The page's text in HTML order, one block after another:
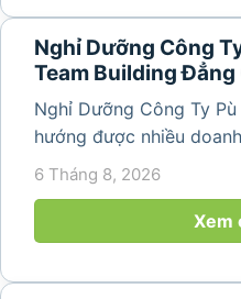
Nghỉ Dưỡng Công
Team Building Đẳng
Nghỉ Dưỡng Công Ty
hướng được nhiều
hợp giữa nghỉ ngơi, tái
lịch đơn thuần, nhiều
6 Tháng 8, 2026
Xem